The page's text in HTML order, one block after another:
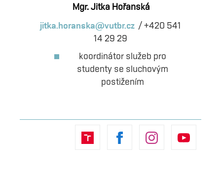
Mgr. Jitka Hořanská
jitka.horanska@vutbr.cz/ +420 541
14 29 29
koordinátor služeb pro
studenty se sluchovým
postižením
Vutbr FacebookInstagram